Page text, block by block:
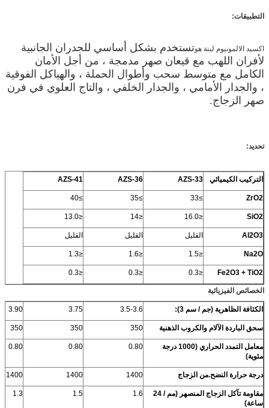
التطبيقات:
اكسيد الالمونيوم لبنة هوتستخدم بشكل أساسي للجدران الجانبية
لأفران اللهب مع قيعان صهر مدمجة ، من أجل الأمان
الكامل مع متوسط ​​سحب وأطوال الحملة ، والهياكل الفوقية
، والجدار الأمامي ، والجدار الخلفي ، والتاج العلوي في فرن
صهر الزجاج.
تحديد:
التركيب الكيميائي AZS-33
AZS-36
AZS-41
ZrO2
≥33
≥35
≥40
SiO2
≤16.0
≤14
≤13.0
Al2O3 القليل القليل القليل
Na2O
≤1.5
≤1.6
≤1.3
Fe2O3 + TiO2
≤0.3
≤0.3
≤0.3
الخصائص الفيزيائية
الكثافة الظاهرية (جم / سم 3): 3.5-3.6
3.75
3.90
سحق الباردة الآلام والكروب الذهنية 350
350
350
معامل التمدد الحراري (1000 درجة
مئوية)
0.80
0.80
0.80
درجة حرارة النضح.من الزجاج 1400
1400
1400
مقاومة تآكل الزجاج المنصهر (مم / 24
ساعة)
1.6
1.5
1.3